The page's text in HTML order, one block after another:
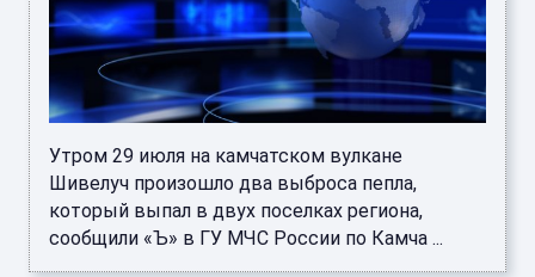
Утром 29 июля на камчатском вулкане
Шивелуч произошло два выброса пепла,
который выпал в двух поселках региона,
сообщили «Ъ» в ГУ МЧС России по Камча ...